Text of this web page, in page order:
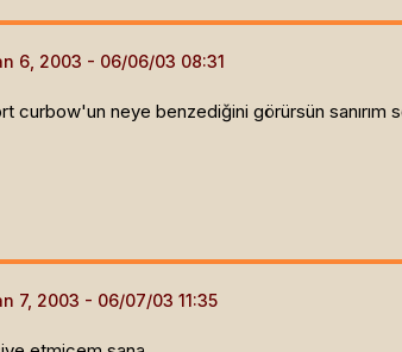
6, 2003
curbow'un neye benzediğini görürsün
7, 2003